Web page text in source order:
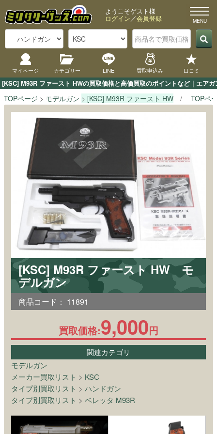
[KSC] M93R ファースト HWの買取価格と高価買取のポイントなど｜エア
ようこそゲスト様
ログイン／会員登録
マイページ カテゴリー LINE 買取申込み 口コミ
TOPページ モデルガン [KSC] M93R ファースト HW TOPペ
[KSC] M93R ファースト HW モ
デルガン
商品コード： 11891
買取価格:9,000円
関連カテゴリ
モデルガン
メーカー買取リスト > KSC
タイプ別買取リスト > ハンドガン
タイプ別買取リスト > ベレッタ M93R